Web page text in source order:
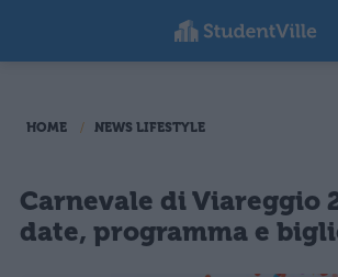
HOME NEWS LIFESTYLE
Carnevale di Viareggio
date, programma e